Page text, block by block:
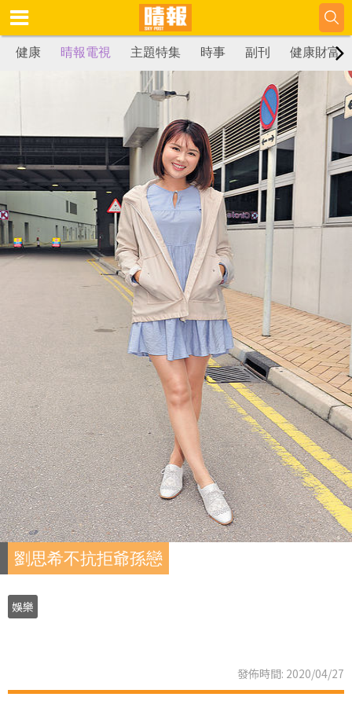
健康 晴報電視 主題特集 時事 副刊 健康財富
劉思希不抗拒爺孫戀
娛樂
發佈時間: 2020/04/27